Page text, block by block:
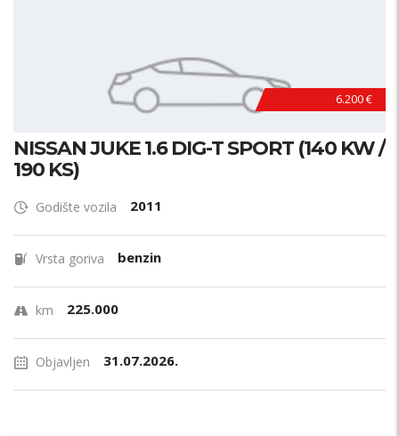
6.200 €
NISSAN JUKE 1.6 DIG-T SPORT (140 KW /
190 KS)
Godište vozila 2011
Vrsta goriva benzin
km 225.000
Objavljen 31.07.2026.